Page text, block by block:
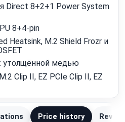
Direct 8+2+1 Power System
8+4-pin
Heatsink, M.2 Shield Frozr и
утолщённой медью
Clip II, EZ PCIe Clip II, EZ
Price history